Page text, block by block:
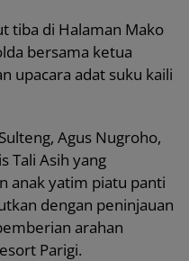
tiba di Halaman Mako
bersama ketua
upacara adat suku kaili
Agus Nugroho,
Tali Asih yang
anak yatim piatu panti
dengan peninjauan
arahan
Parigi.